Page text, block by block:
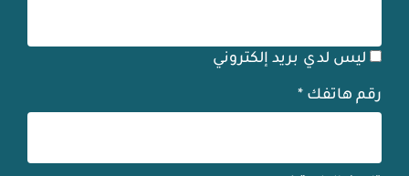
ليس لدي بريد إلكتروني
رقم هاتفك *